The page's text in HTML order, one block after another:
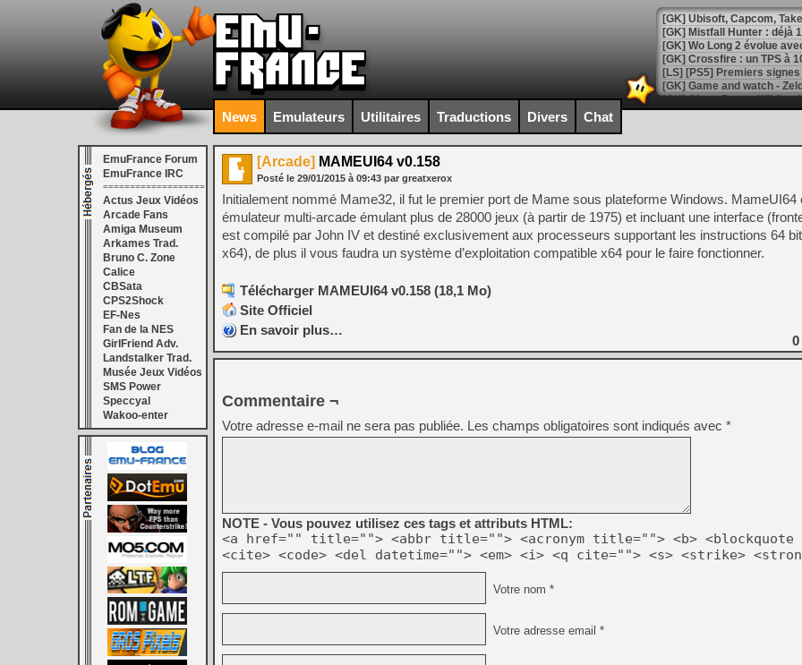
[GK] Mistfall Hunter : déjà
[GK] Wo Long 2 évolue
[GK] Crossfire : un TPS à
[LS] [PS5] Premiers
[Mo5] DOOM arrive en
[GK] Bethesda fête les 30
[GK] Roblox : l'action en
[GK] Agenda - GeForce
[GK] Devolver Digital en a
[LS] [PS5] ps5-y2jb-
[GK] Pourquoi Marvel
[GK] Test : Restory : Chill
[GK] GTA 6 : Rockstar
[GK] Hot Wheels Infinite
[GK] Mémoire cash -
[GK] Résultats Nintendo :
[GK] Déjà des
[Mo5] Brickboy cherche à
[GK] Minecraft et ses «
[GK] Beast of
[GK] Mémoire cash -
[GK] Dan Houser (GTA)
[GK] Comment EA Sports
[GK] Crimson Moon : un
[GK] Isle of Reveries : le
[GK] Moonlighter 2 : The
[GK] Capcom relance
[Mo5] Deux inédits du
News Emulateurs Utilitaires Traductions Divers Chat
EmuFrance Forum
EmuFrance IRC
===================
Actus Jeux Vidéos
Arcade Fans
Amiga Museum
Arkames Trad.
Bruno C. Zone
Calice
CBSata
CPS2Shock
EF-Nes
Fan de la NES
GirlFriend Adv.
Landstalker Trad.
Musée Jeux Vidéos
SMS Power
Speccyal
Wakoo-enter
[Arcade] MAMEUI64 v0.158
Posté le 29/01/2015 à 09:43 par greatxerox
Initialement nommé Mame32, il fut le premier port de Mame sous plateforme Windows. MameUI64
émulateur multi-arcade émulant plus de 28000 jeux (à partir de 1975) et incluant une interface
est compilé par John IV et destiné exclusivement aux processeurs supportant les instructions 64
x64), de plus il vous faudra un système d’exploitation compatible x64 pour le faire fonctionner.
Télécharger MAMEUI64 v0.158 (18,1 Mo)
Site Officiel
En savoir plus…
0
Commentaire ¬
Votre adresse e-mail ne sera pas publiée. Les champs obligatoires sont indiqués avec *
NOTE - Vous pouvez utilisez ces tags et attributs HTML:
<a href="" title=""> <abbr title=""> <acronym title=""> <b> <blockquote
<cite> <code> <del datetime=""> <em> <i> <q cite=""> <s> <strike>
Votre nom *
Votre adresse email *